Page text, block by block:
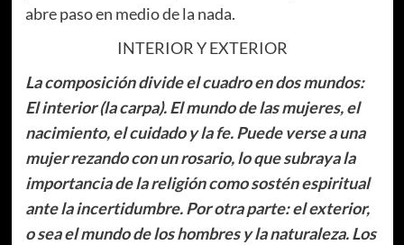
abre paso en medio de la nada.
INTERIOR Y EXTERIOR
La composición divide el cuadro en dos mundos:
El interior (la carpa). El mundo de las mujeres, el
nacimiento, el cuidado y la fe. Puede verse a una
mujer rezando con un rosario, lo que subraya la
importancia de la religión como sostén espiritual
ante la incertidumbre. Por otra parte: el exterior,
o sea el mundo de los hombres y la naturaleza. Los